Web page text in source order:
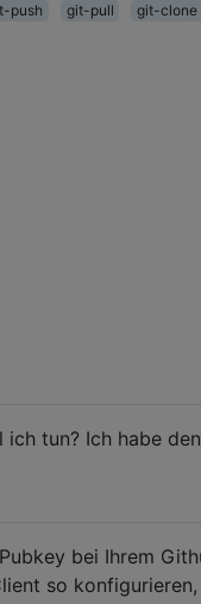
push git-pull git-clone
ich tun? Ich habe
bei Ihrem
so